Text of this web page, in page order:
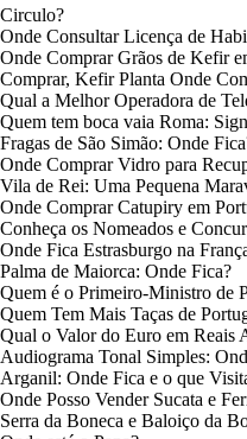
Circulo?
Onde Consultar Licença de
Onde Comprar Grãos de Kefir
Comprar, Kefir Planta Onde
Qual a Melhor Operadora de
Quem tem boca vaia Roma:
Fragas de São Simão: Onde
Onde Comprar Vidro para
Vila de Rei: Uma Pequena
Onde Comprar Catupiry em
Conheça os Nomeados e
Onde Fica Estrasburgo na
Palma de Maiorca: Onde Fica?
Quem é o Primeiro-Ministro de
Quem Tem Mais Taças de
Qual o Valor do Euro em Reais
Audiograma Tonal Simples:
Arganil: Onde Fica e o que
Onde Posso Vender Sucata e
Serra da Boneca e Baloiço da